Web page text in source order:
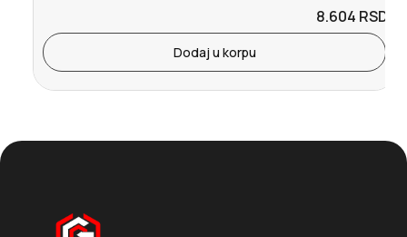
8.604 RSD.
Dodaj u korpu